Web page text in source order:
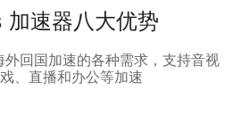
加速器八大优势
回国加速的各种需求，支持音视
、直播和办公等加速